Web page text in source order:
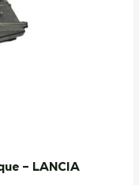
– LANCIA